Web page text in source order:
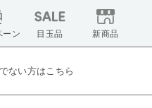
ーン 目玉品 新商品
ない方はこちら